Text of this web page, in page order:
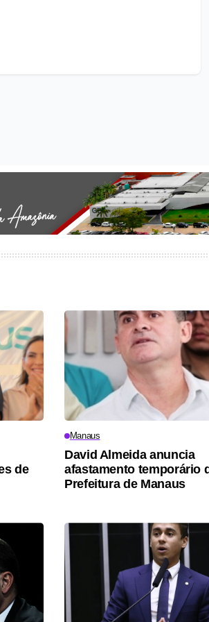
de
Manaus
David Almeida anuncia
afastamento temporário
Prefeitura de Manaus